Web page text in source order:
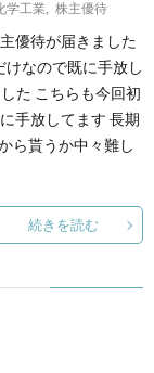
学工業 株主優待
優待が届きました
なので既に手放し
た こちらも今回初
手放してます 長期
ら貰うか中々難し
続きを読む